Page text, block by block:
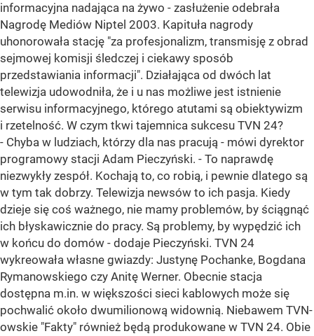
informacyjna nadająca na żywo - zasłużenie odebrała
Nagrodę Mediów Niptel 2003. Kapituła nagrody
uhonorowała stację "za profesjonalizm, transmisję z obrad
sejmowej komisji śledczej i ciekawy sposób
przedstawiania informacji". Działająca od dwóch lat
telewizja udowodniła, że i u nas możliwe jest istnienie
serwisu informacyjnego, którego atutami są obiektywizm
i rzetelność. W czym tkwi tajemnica sukcesu TVN 24?
- Chyba w ludziach, którzy dla nas pracują - mówi dyrektor
programowy stacji Adam Pieczyński. - To naprawdę
niezwykły zespół. Kochają to, co robią, i pewnie dlatego są
w tym tak dobrzy. Telewizja newsów to ich pasja. Kiedy
dzieje się coś ważnego, nie mamy problemów, by ściągnąć
ich błyskawicznie do pracy. Są problemy, by wypędzić ich
w końcu do domów - dodaje Pieczyński. TVN 24
wykreowała własne gwiazdy: Justynę Pochanke, Bogdana
Rymanowskiego czy Anitę Werner. Obecnie stacja
dostępna m.in. w większości sieci kablowych może się
pochwalić około dwumilionową widownią. Niebawem TVN-
owskie "Fakty" również będą produkowane w TVN 24. Obie